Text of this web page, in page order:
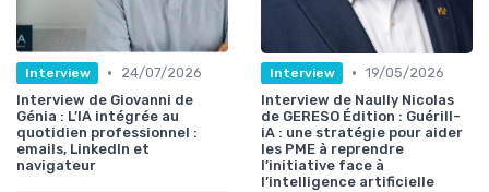
Interview •
24/07/2026
Interview de Giovanni de
Génia : L’IA intégrée au
quotidien professionnel :
emails, LinkedIn et
navigateur
Interview • 19/05/2026
Interview de Naully Nicolas
de GERESO Édition : Guérill-
iA : une stratégie pour aider
les PME à reprendre
l’initiative face à
l’intelligence artificielle